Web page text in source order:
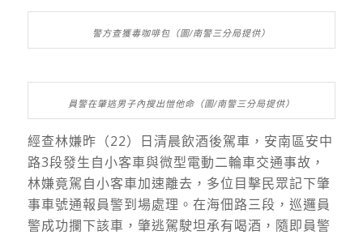
警方查獲毒咖啡包（圖/南警三分局提供）
員警在肇逃男子內搜出愷他命（圖/南警三分局提供）
經查林嫌昨（22）日清晨飲酒後駕車，安南區安中
路3段發生自小客車與微型電動二輪車交通事故，
林嫌竟駕自小客車加速離去，多位目擊民眾記下肇
事車號通報員警到場處理。在海佃路三段，巡邏員
警成功攔下該車，肇逃駕駛坦承有喝酒，隨即員警